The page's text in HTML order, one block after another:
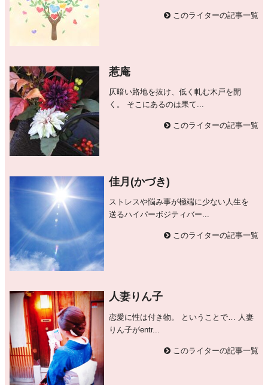
このライターの記事一覧
惹庵
仄暗い路地を抜け、低く軋む木戸を開
く。 そこにあるのは果て...
このライターの記事一覧
佳月(かづき)
ストレスや悩み事が極端に少ない人生を
送るハイパーボジティバー...
このライターの記事一覧
人妻りん子
恋愛に性は付き物。 ということで… 人妻
りん子がentr...
このライターの記事一覧